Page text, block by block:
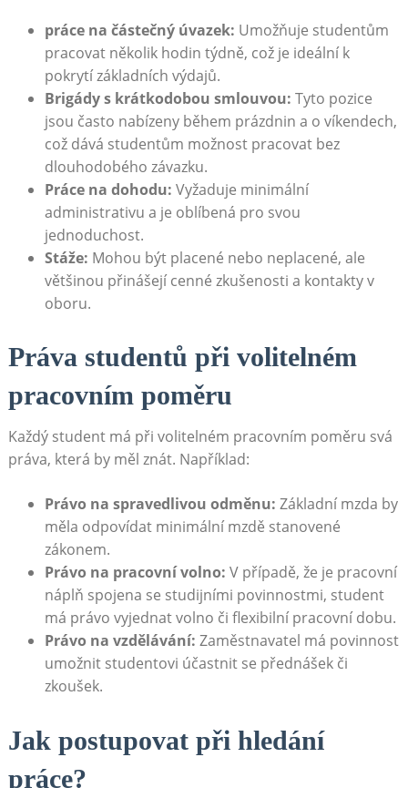
práce na ‍částečný ‌úvazek: Umožňuje‍ studentům‌
pracovat ‌několik⁢ hodin týdně, což je ideální k
‌pokrytí základních výdajů.
Brigády ⁢s krátkodobou smlouvou: Tyto⁢ pozice
jsou ​často nabízeny během prázdnin a‍ o ⁢víkendech,
což dává‌ studentům možnost pracovat‌ bez
dlouhodobého závazku.
Práce na dohodu: Vyžaduje minimální‍
administrativu a je⁢ oblíbená pro svou
jednoduchost.
Stáže: ‌Mohou být placené nebo ​neplacené, ale
většinou přinášejí cenné⁢ zkušenosti a‍ kontakty v
oboru.
Práva‍ studentů ⁤při volitelném
⁣pracovním poměru
Každý‌ student má při volitelném pracovním⁣ poměru svá
práva, která by měl znát. ‌Například:
Právo na spravedlivou odměnu: Základní mzda ⁤by
měla odpovídat minimální mzdě stanovené
zákonem.
Právo ⁣na pracovní volno: V případě, že​ je pracovní
náplň spojena⁤ se‍ studijními povinnostmi, ⁣student
má právo vyjednat volno či flexibilní pracovní dobu.
Právo na‌ vzdělávání: Zaměstnavatel má ‌povinnost
umožnit studentovi účastnit⁣ se ‌přednášek ​či
zkoušek.
Jak postupovat při hledání
práce?